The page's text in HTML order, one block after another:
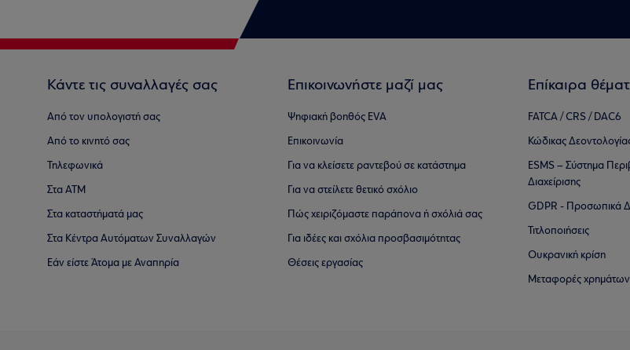
Κάντε τις συναλλαγές σας
Από τον υπολογιστή σας
Από το κινητό σας
Τηλεφωνικά
Στα ΑΤΜ
Στα καταστήματά μας
Στα Κέντρα Αυτόματων Συναλλαγών
Εάν είστε Άτομα με Αναπηρία
Επικοινωνήστε μαζί μας
Ψηφιακή βοηθός EVA
Επικοινωνία
Για να κλείσετε ραντεβού σε κατάστημα
Για να στείλετε θετικό σχόλιο
Πώς χειριζόμαστε παράπονα ή σχόλιά σας
Για ιδέες και σχόλια προσβασιμότητας
Θέσεις εργασίας
Επίκαιρα
FATCA / CRS / DAC6
Κώδικας
ESMS – Σύστημα
Διαχείρισης
GDPR - Προσωπικά
Τιτλοποιήσεις
Ουκρανική κρίση
Μεταφορές χρημάτων